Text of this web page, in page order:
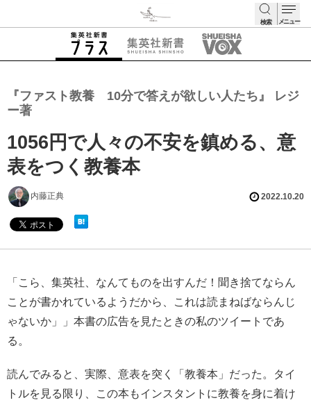
検索 メニュー
『ファスト教養 10分で答えが欲しい人たち』 レジ
ー著
1056円で人々の不安を鎮める、意
表をつく教養本
内藤正典 2022.10.20
「こら、集英社、なんてものを出すんだ！聞き捨てならん
ことが書かれているようだから、これは読まねばならんじ
ゃないか」」本書の広告を見たときの私のツイートであ
る。
読んでみると、実際、意表を突く「教養本」だった。タイ
トルを見る限り、この本もインスタントに教養を身に着け